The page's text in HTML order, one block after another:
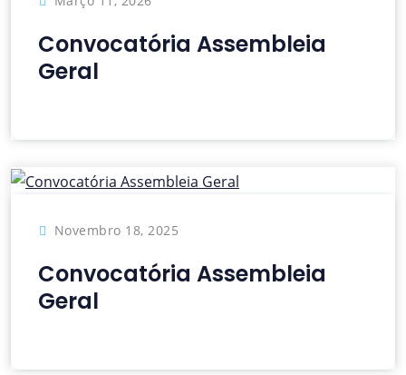
Convocatória Assembleia
Geral
Novembro 18, 2025
Convocatória Assembleia
Geral